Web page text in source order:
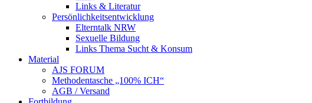
Links & Literatur
Persönlichkeitsentwicklung
Elterntalk NRW
Sexuelle Bildung
Links Thema Sucht & Konsum
Material
AJS FORUM
Methodentasche „100% ICH“
AGB / Versand